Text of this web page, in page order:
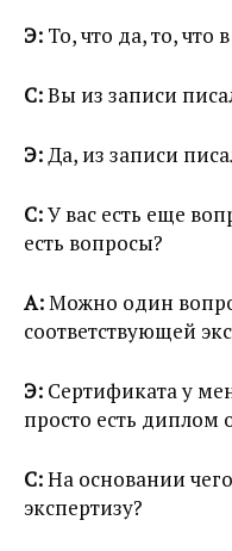
Э: То, что да, то, что
С:Вы из записи
Э: Да, из записи
С:У вас есть еще
есть вопросы?
А:Можно один
соответствующей
Э: Сертификата у
просто есть диплом
С:На основании
экспертизу?